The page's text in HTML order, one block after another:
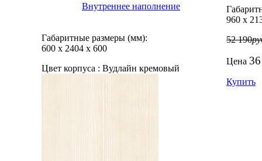
Внутреннее наполнение
Габаритные размеры (мм):
600 х 2404 х 600
Цвет корпуса : Вудлайн кремовый
960 х
52 190
Цена
Купить